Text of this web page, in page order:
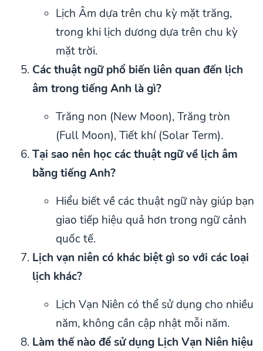
Lịch Âm dựa trên chu kỳ mặt trăng,
trong khi lịch dương dựa trên chu kỳ
mặt trời.
Các thuật ngữ phổ biến liên quan đến lịch
âm trong tiếng Anh là gì?
Trăng non (New Moon), Trăng tròn
(Full Moon), Tiết khí (Solar Term).
Tại sao nên học các thuật ngữ về lịch âm
bằng tiếng Anh?
Hiểu biết về các thuật ngữ này giúp bạn
giao tiếp hiệu quả hơn trong ngữ cảnh
quốc tế.
Lịch vạn niên có khác biệt gì so với các loại
lịch khác?
Lịch Vạn Niên có thể sử dụng cho nhiều
năm, không cần cập nhật mỗi năm.
Làm thế nào để sử dụng Lịch Vạn Niên hiệu